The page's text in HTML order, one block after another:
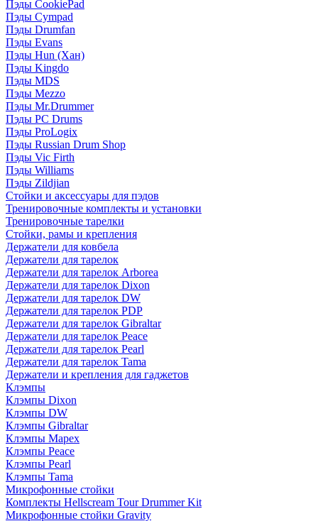
Пэды CookiePad
Пэды Cympad
Пэды Drumfan
Пэды Evans
Пэды Hun (Хан)
Пэды Kingdo
Пэды MDS
Пэды Mezzo
Пэды Mr.Drummer
Пэды PC Drums
Пэды ProLogix
Пэды Russian Drum Shop
Пэды Vic Firth
Пэды Williams
Пэды Zildjian
Стойки и аксессуары для пэдов
Тренировочные комплекты и установки
Тренировочные тарелки
Стойки, рамы и крепления
Держатели для ковбела
Держатели для тарелок
Держатели для тарелок Arborea
Держатели для тарелок Dixon
Держатели для тарелок DW
Держатели для тарелок PDP
Держатели для тарелок Gibraltar
Держатели для тарелок Peace
Держатели для тарелок Pearl
Держатели для тарелок Tama
Держатели и крепления для гаджетов
Клэмпы
Клэмпы Dixon
Клэмпы DW
Клэмпы Gibraltar
Клэмпы Mapex
Клэмпы Peace
Клэмпы Pearl
Клэмпы Tama
Микрофонные стойки
Комплекты Hellscream Tour Drummer Kit
Микрофонные стойки Gravity